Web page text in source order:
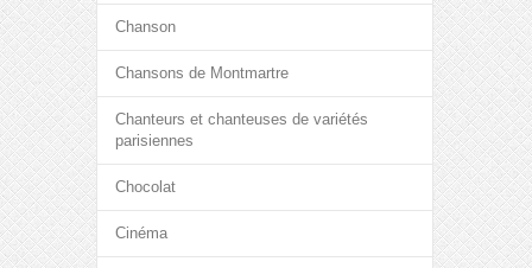
Chanson
Chansons de Montmartre
Chanteurs et chanteuses de variétés
parisiennes
Chocolat
Cinéma